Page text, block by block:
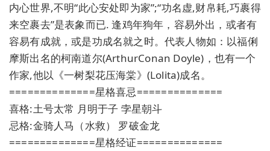
内心世界,不明“此心安处即为家”;“功名虚,财帛耗,巧裹得
来空裹去”是表象而已. 逢鸡年狗年，容易外出，或者有
容易有成就，或是功成名就之时。代表人物如：以福俐
摩斯出名的柯南道尔(ArthurConan Doyle)，也有一个
作家,他以《一树梨花压海棠》(Lolita)成名。
==============星格喜忌==============
喜格:土号太常 月明于子 孛星朝斗
忌格:金骑人马（水救） 罗破金龙
==============星格经证==============